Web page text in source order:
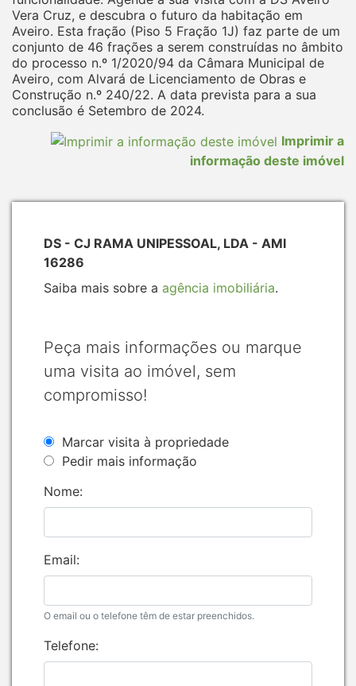
Vera Cruz, e descubra o futuro da habitação em
Aveiro. Esta fração (Piso 5 Fração 1J) faz parte de um
conjunto de 46 frações a serem construídas no âmbito
do processo n.º 1/2020/94 da Câmara Municipal de
Aveiro, com Alvará de Licenciamento de Obras e
Construção n.º 240/22. A data prevista para a sua
conclusão é Setembro de 2024.
Imprimir a
informação deste imóvel
DS - CJ RAMA UNIPESSOAL, LDA - AMI
16286
Saiba mais sobre a agência imobiliária.
Peça mais informações ou marque
uma visita ao imóvel, sem
compromisso!
Marcar visita à propriedade
Pedir mais informação
Nome:
Email:
O email ou o telefone têm de estar preenchidos.
Telefone: